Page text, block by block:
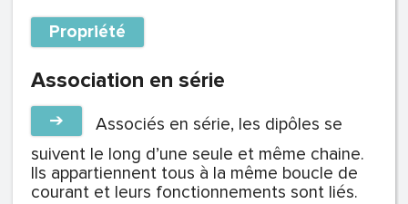
Propriété
Association en série
➔
Associés en série, les dipôles se
suivent le long d’une seule et même chaine.
Ils appartiennent tous à la même boucle de
courant et leurs fonctionnements sont liés.